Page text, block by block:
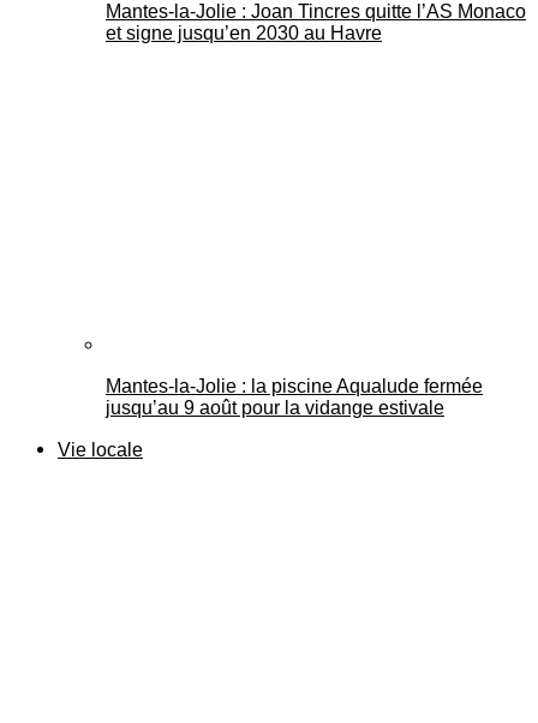
Mantes-la-Jolie : Joan Tincres quitte l’AS Monaco
et signe jusqu’en 2030 au Havre
Mantes-la-Jolie : la piscine Aqualude fermée
jusqu’au 9 août pour la vidange estivale
Vie locale